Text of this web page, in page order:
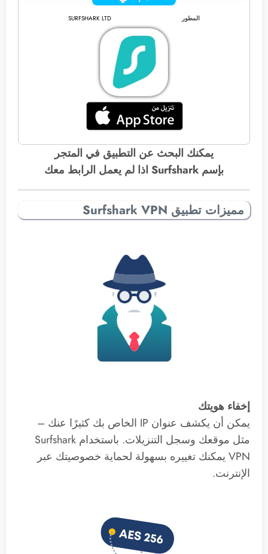
المطور SURFSHARK LTD
يمكنك البحث عن التطبيق في المتجر
بإسم Surfshark اذا لم يعمل الرابط معك
مميزات تطبيق Surfshark VPN
إخفاء هويتك
يمكن أن يكشف عنوان IP الخاص بك كثيرًا عنك –
مثل موقعك وسجل التنزيلات. باستخدام Surfshark
VPN يمكنك تغييره بسهولة لحماية خصوصيتك عبر
الإنترنت.